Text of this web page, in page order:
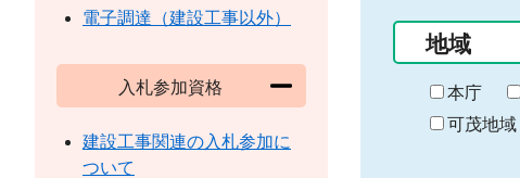
の
始
ま
り
地域
本庁
可茂地域
電子調達（建設工事以外）
入札参加資格
建設工事関連の入札参加に
ついて